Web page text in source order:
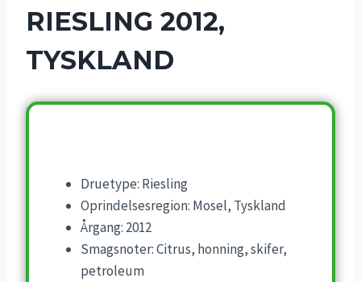
RIESLING 2012,
TYSKLAND
Druetype: Riesling
Oprindelsesregion: Mosel, Tyskland
Årgang: 2012
Smagsnoter: Citrus, honning, skifer,
petroleum